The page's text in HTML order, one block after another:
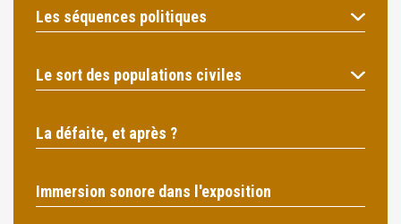
Les séquences politiques
Le sort des populations civiles
La défaite, et après ?
Immersion sonore dans l'exposition